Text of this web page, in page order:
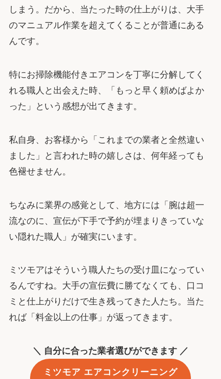
しまう。だから、当たった時の仕上がりは、大手
のマニュアル作業を超えてくることが普通にある
んです。
特にお掃除機能付きエアコンを丁寧に分解してく
れる職人と出会えた時、「もっと早く頼めばよか
った」という感想が出てきます。
私自身、お客様から「これまでの業者と全然違い
ました」と言われた時の嬉しさは、何年経っても
色褪せません。
ちなみに業界の感覚として、地方には「腕は超一
流なのに、宣伝が下手で予約が埋まりきっていな
い隠れた職人」が確実にいます。
ミツモアはそういう職人たちの受け皿になってい
るんですね。大手の宣伝費に勝てなくても、口コ
ミと仕上がりだけで生き残ってきた人たち。当た
れば「料金以上の仕事」が返ってきます。
＼ 自分に合った業者選びができます ／
ミツモア エアコンクリーニング